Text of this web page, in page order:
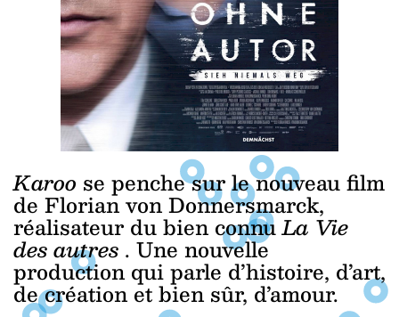
Karoo se penche sur le nouveau film
de Florian von Donnersmarck,
réalisateur du bien connuLa Vie
des autres . Une nouvelle
production qui parle d’histoire, d’art,
de création et bien sûr, d’amour.